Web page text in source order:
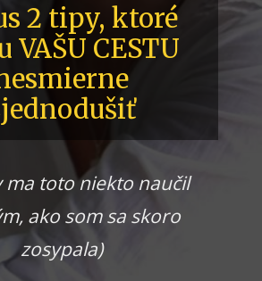
2 tipy, ktoré
VAŠU CESTU
ma toto niekto naučil
ako som sa skoro
zosypala)